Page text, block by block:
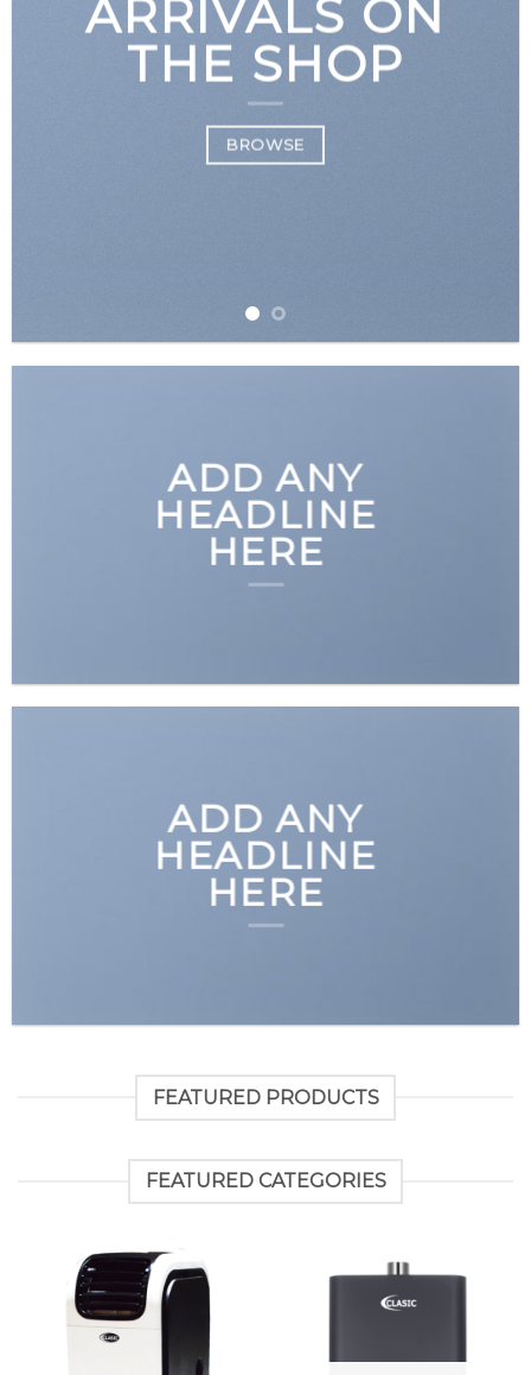
ARRIVALS ON
THE SHOP
BROWSE
ADD ANY
HEADLINE
HERE
ADD ANY
HEADLINE
HERE
FEATURED PRODUCTS
FEATURED CATEGORIES